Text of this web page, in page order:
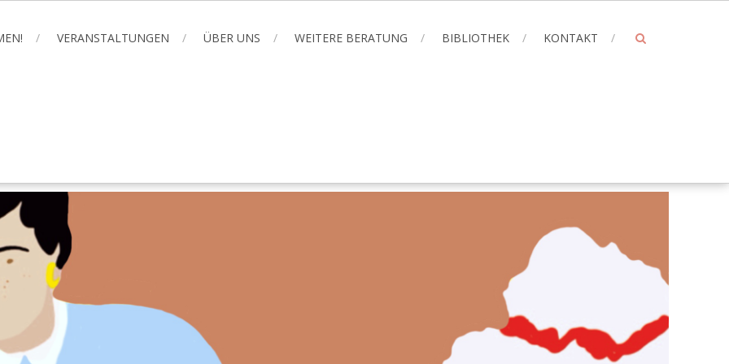
VERANSTALTUNGEN ÜBER UNS WEITERE BERATUNG BIBLIOTHEK KONTAKT